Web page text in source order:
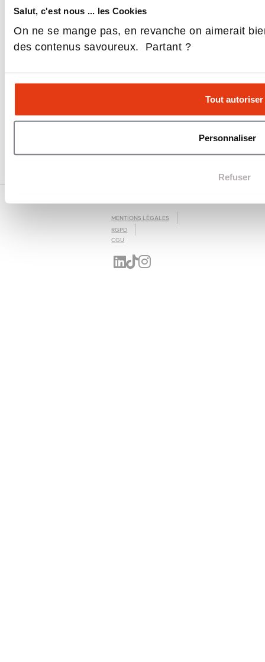
Salut, c'est nous ... les Cookies
On ne se mange pas, en revanche on aimerait
des contenus savoureux. Partant ?
Tout autoriser
Personnaliser
Refuser
Events
MENTIONS LÉGALES
RGPD
CGU